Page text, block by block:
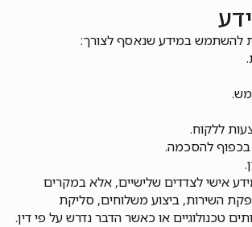
להשתמש במידע שנאסף לצורך:
ללקוח.
בכפוף להסכמה.
אישי לצדדים שלישיים, אלא במקרים
השירות, ביצוע משלוחים, סליקת
טכנולוגיים או כאשר הדבר נדרש על פי דין.